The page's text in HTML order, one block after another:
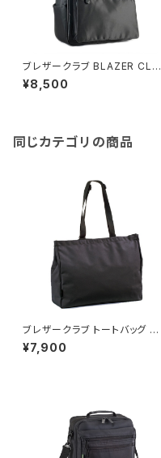
ブレザークラブ BLAZER CLU
B ショルダーバッグ 33761-1H
メンズ ブラック
¥8,500
同じカテゴリの商品
ブレザークラブ トートバッグ ハ
ンドバッグ メンズ 53385 ブラッ
ク 国内正規 ブラック
¥7,900